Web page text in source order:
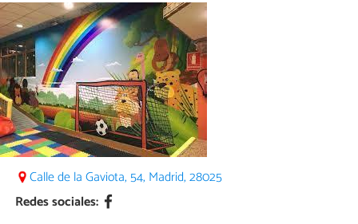
Calle de la Gaviota, 54, Madrid, 28025
Redes sociales: